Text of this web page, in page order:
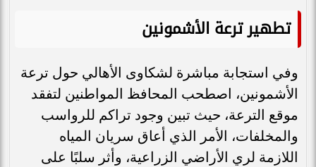
تطهير ترعة الأشمونين
وفي استجابة مباشرة لشكاوى الأهالي حول ترعة
الأشمونين، اصطحب المحافظ المواطنين لتفقد
موقع الترعة، حيث تبين وجود تراكم للرواسب
والمخلفات، الأمر الذي أعاق سريان المياه
اللازمة لري الأراضي الزراعية، وأثر سلبًا على